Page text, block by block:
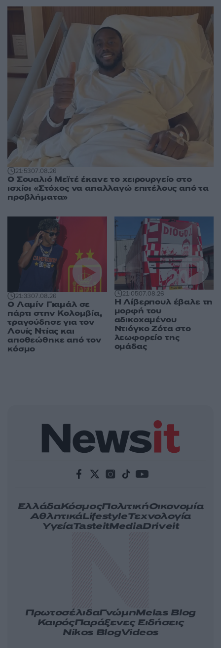
21:5307.08.26
Ο Σουαλιό Μεϊτέ έκανε το χειρουργείο στο
ισχίο: «Στόχος να απαλλαγώ επιτέλους από τα
προβλήματα»
21:3307.08.26
Ο Λαμίν Γιαμάλ σε
πάρτι στην Κολομβία,
τραγούδησε για τον
Λουίς Ντίας και
αποθεώθηκε από τον
κόσμο
21:0507.08.26
Η Λίβερπουλ έβαλε τη
μορφή του
αδικοχαμένου
Ντιόγκο Ζότα στο
λεωφορείο της
ομάδας
ΕλλάδαΚόσμοςΠολιτικήΟικονομία
ΑθλητικάLifestyleΤεχνολογία
ΥγείαTasteitMediaDriveit
ΠρωτοσέλιδαΓνώμηMelas Blog
ΚαιρόςΠαράξενες Ειδήσεις
Nikos BlogVideos